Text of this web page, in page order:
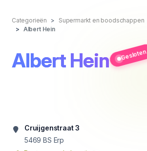
Categorieën Supermarkt en boodschappen
Albert Hein
Albert Hein Gesloten
Cruijgenstraat 3
5469 BS Erp